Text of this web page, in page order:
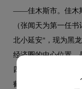
——佳木斯市。佳木
（张闻天为第一任
北小延安"，现为黑
经济圈的中心位置，
四通八达，航班联
鹤的交汇点。佳木斯